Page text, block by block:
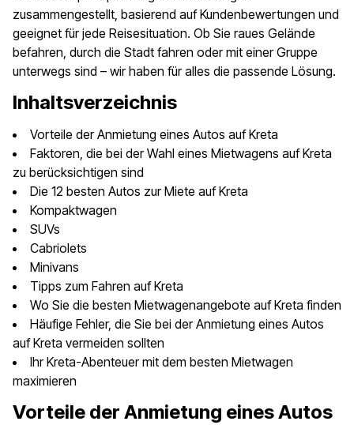
zusammengestellt, basierend auf Kundenbewertungen und
geeignet für jede Reisesituation. Ob Sie raues Gelände
befahren, durch die Stadt fahren oder mit einer Gruppe
unterwegs sind – wir haben für alles die passende Lösung.
Inhaltsverzeichnis
Vorteile der Anmietung eines Autos auf Kreta
Faktoren, die bei der Wahl eines Mietwagens auf Kreta
zu berücksichtigen sind
Die 12 besten Autos zur Miete auf Kreta
Kompaktwagen
SUVs
Cabriolets
Minivans
Tipps zum Fahren auf Kreta
Wo Sie die besten Mietwagenangebote auf Kreta finden
Häufige Fehler, die Sie bei der Anmietung eines Autos
auf Kreta vermeiden sollten
Ihr Kreta-Abenteuer mit dem besten Mietwagen
maximieren
Vorteile der Anmietung eines Autos